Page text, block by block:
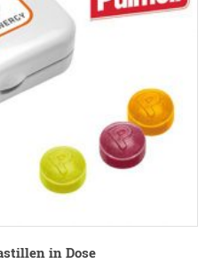
in Dose